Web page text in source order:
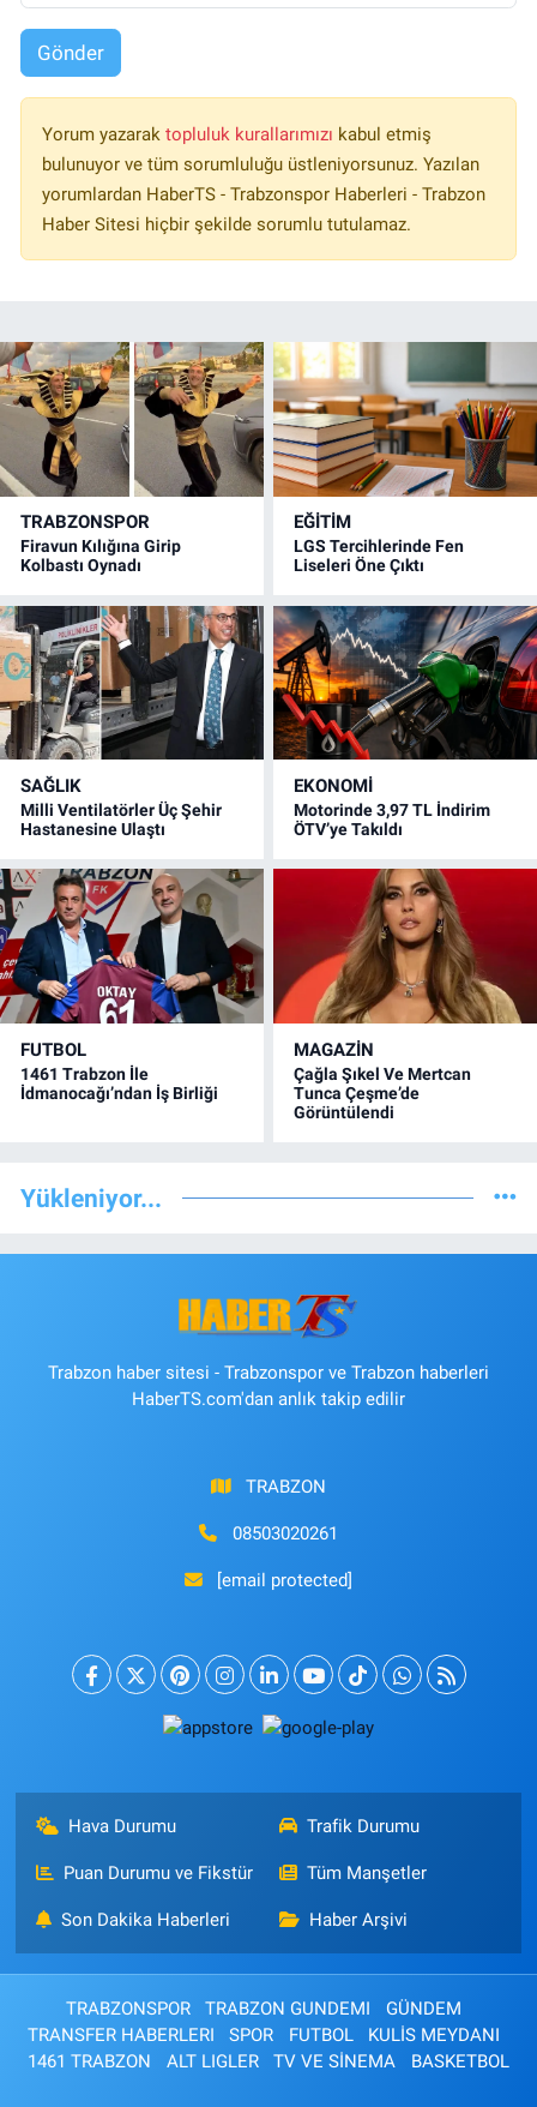
Gönder
Yorum yazarak topluluk kurallarımızı kabul etmiş
bulunuyor ve tüm sorumluluğu üstleniyorsunuz. Yazılan
yorumlardan HaberTS - Trabzonspor Haberleri - Trabzon
Haber Sitesi hiçbir şekilde sorumlu tutulamaz.
TRABZONSPOR
Firavun Kılığına Girip
Kolbastı Oynadı
EĞİTİM
LGS Tercihlerinde Fen
Liseleri Öne Çıktı
SAĞLIK
Milli Ventilatörler Üç Şehir
Hastanesine Ulaştı
EKONOMİ
Motorinde 3,97 TL İndirim
ÖTV’ye Takıldı
FUTBOL
1461 Trabzon İle
İdmanocağı’ndan İş Birliği
MAGAZİN
Çağla Şıkel Ve Mertcan
Tunca Çeşme’de
Görüntülendi
Yükleniyor...
Trabzon haber sitesi - Trabzonspor ve Trabzon haberleri
HaberTS.com'dan anlık takip edilir
TRABZON
08503020261
[email protected]
Hava Durumu Trafik Durumu
Puan Durumu ve Fikstür Tüm Manşetler
Son Dakika Haberleri Haber Arşivi
TRABZONSPOR TRABZON GUNDEMI
GÜNDEM
TRANSFER HABERLERI
SPOR FUTBOL
KULİS MEYDANI
1461 TRABZON
ALT LIGLER TV VE SİNEMA BASKETBOL